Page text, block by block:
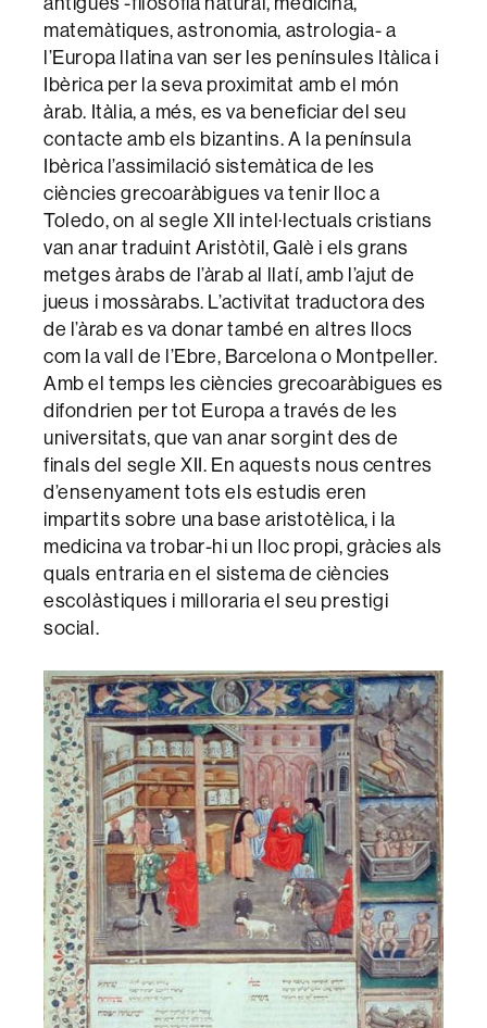
matemàtiques, astronomia, astrologia- a
l’Europa llatina van ser les penínsules Itàlica i
Ibèrica per la seva proximitat amb el món
àrab. Itàlia, a més, es va beneficiar del seu
contacte amb els bizantins. A la península
Ibèrica l’assimilació sistemàtica de les
ciències grecoaràbigues va tenir lloc a
Toledo, on al segle XII intel·lectuals cristians
van anar traduint Aristòtil, Galè i els grans
metges àrabs de l’àrab al llatí, amb l’ajut de
jueus i mossàrabs. L’activitat traductora des
de l’àrab es va donar també en altres llocs
com la vall de l’Ebre, Barcelona o Montpeller.
Amb el temps les ciències grecoaràbigues es
difondrien per tot Europa a través de les
universitats, que van anar sorgint des de
finals del segle XII. En aquests nous centres
d’ensenyament tots els estudis eren
impartits sobre una base aristotèlica, i la
medicina va trobar-hi un lloc propi, gràcies als
quals entraria en el sistema de ciències
escolàstiques i milloraria el seu prestigi
social.